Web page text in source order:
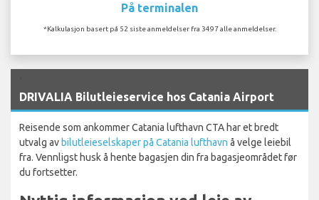
På terminalen
*Kalkulasjon basert på 52 siste anmeldelser fra 3497 alle anmeldelser.
DRIVALIA Bilutleieservice hos Catania Airport
Reisende som ankommer Catania lufthavn CTA har et bredt
utvalg avbilutleieselskaper på Catania lufthavn å velge leiebil
fra. Vennligst husk å hente bagasjen din fra bagasjeområdet før
du fortsetter.